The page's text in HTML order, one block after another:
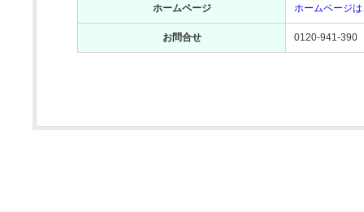
ホームページ ホームページ
お問合せ 0120-941-390